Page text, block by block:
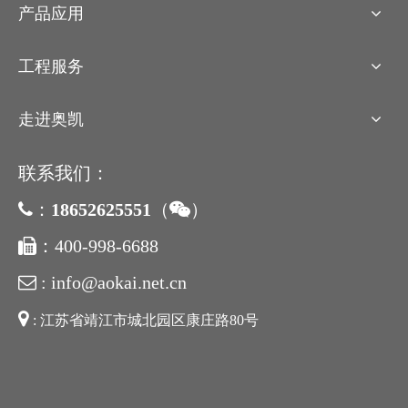
产品应用
工程服务
走进奥凯
联系我们：
 ： 18652625551 （）
 ：400-998-6688
 : info@aokai.net.cn
 : 江苏省靖江市城北园区康庄路80号